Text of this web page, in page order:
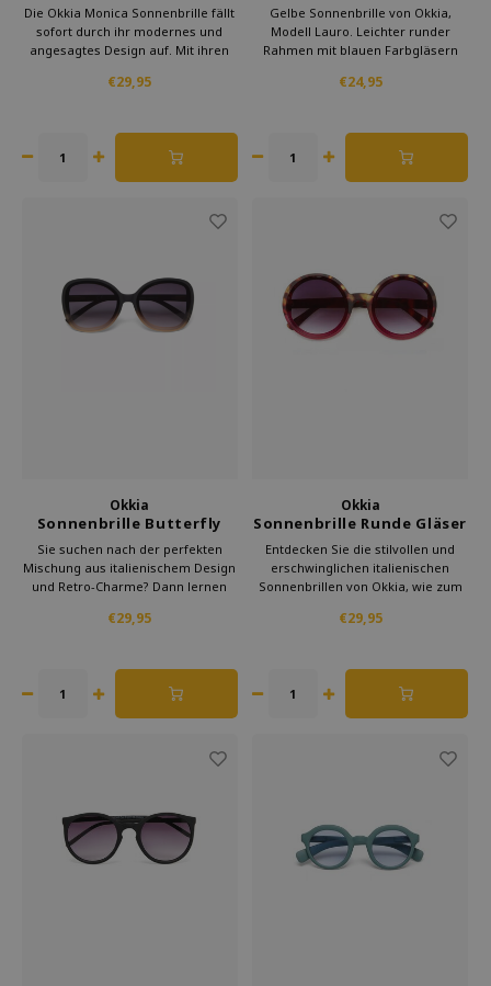
Schwarz
Die Okkia Monica Sonnenbrille fällt
sofort durch ihr modernes und
angesagtes Design auf. Mit ihren
Sonnenbrille eine Anspielung auf
zeitgenössischen Twist.
€29,95
rund
Gelbe Sonnenbrille von Okkia,
Modell Lauro. Leichter runder
Rahmen mit blauen Farbgläsern
Frauen. Bequem, auffallend und
verspielten Look.
€24,95
Okkia
Sonnenbrille Butterfly
Black Pink
Sie suchen nach der perfekten
Mischung aus italienischem Design
und Retro-Charme? Dann lernen
Schönheit der 70er Jahre mit
€29,95
Okkia
Sonnenbrille Runde Gläser
Havanna Rosa
Entdecken Sie die stilvollen und
erschwinglichen italienischen
Sonnenbrillen von Okkia, wie zum
Havanna Pink. Diese Sonnenbrille
€29,95